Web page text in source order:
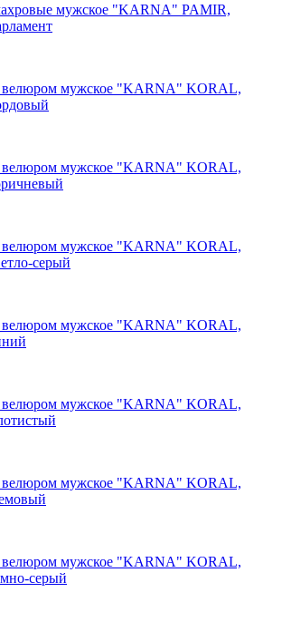
мужское "KARNA" PAMIR,
велюром мужское "KARNA" KORAL,
велюром мужское "KARNA" KORAL,
велюром мужское "KARNA" KORAL,
серый
велюром мужское "KARNA" KORAL,
велюром мужское "KARNA" KORAL,
велюром мужское "KARNA" KORAL,
велюром мужское "KARNA" KORAL,
серый